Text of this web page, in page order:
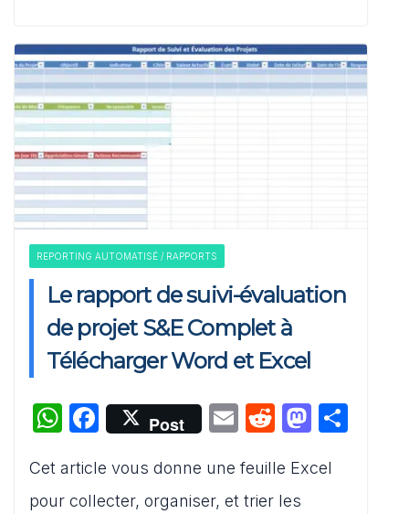
REPORTING AUTOMATISÉ / RAPPORTS
Le rapport de suivi-évaluation
de projet S&E Complet à
Télécharger Word et Excel
W
at
s
F
c
e
Post
E
ai
l
R
d
di
M
st
Cet article vous donne une feuille Excel
pour collecter, organiser, et trier les